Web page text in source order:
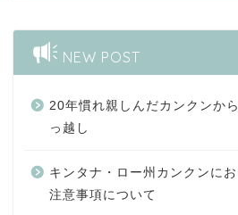
NEW POST
20年慣れ親しんだカンクンか
っ越し
キンタナ・ロー州カンクンに
注意事項について